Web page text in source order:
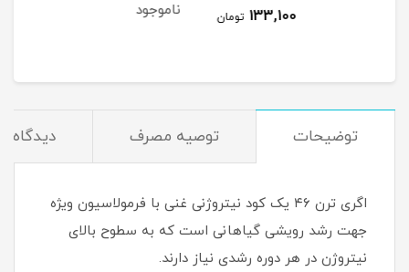
133,100 تومان ناموجود
توضیحات توصیه مصرف
اگری ترن ۴۶ یک کود نیتروژنی غنی با فرمولاسیون ویژه
جهت رشد رویشی گیاهانی است که به سطوح بالای
نیتروژن در هر دوره رشدی نیاز دارند.